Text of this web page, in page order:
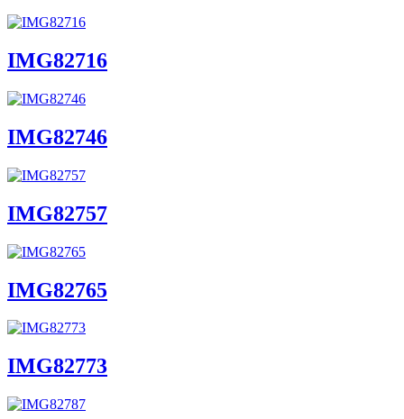
IMG82716
IMG82746
IMG82757
IMG82765
IMG82773